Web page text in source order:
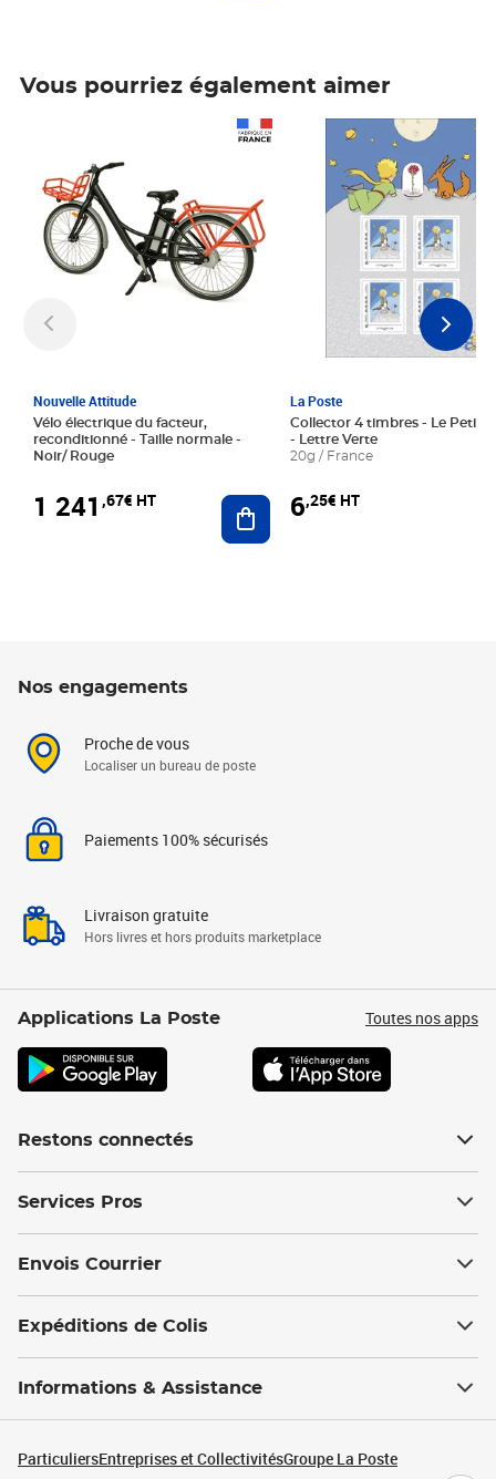
Vous pourriez également aimer
Nouvelle Attitude
Vélo électrique du facteur,
reconditionné - Taille normale -
Noir/ Rouge
1 241 ,67€ HT Ajouter au panier
La Poste
Collector 4 timbres - Le Petit
- Lettre Verte
20g / France
6,25€ HT
Prix 6,25€ HT
Nos engagements
Proche de vous
Localiser un bureau de poste
Paiements 100% sécurisés
Livraison gratuite
Hors livres et hors produits marketplace
Applications La Poste Toutes nos apps
Restons connectés
Services Pros
Envois Courrier
Expéditions de Colis
Informations & Assistance
ParticuliersEntreprises et CollectivitésGroupe La Poste